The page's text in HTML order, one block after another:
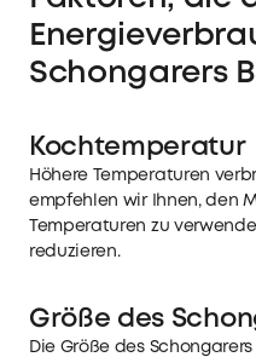
Schongarers
Kochtemperatur
Höhere Temperaturen
empfehlen wir Ihnen, den
Temperaturen zu
reduzieren.
Größe des
Die Größe des